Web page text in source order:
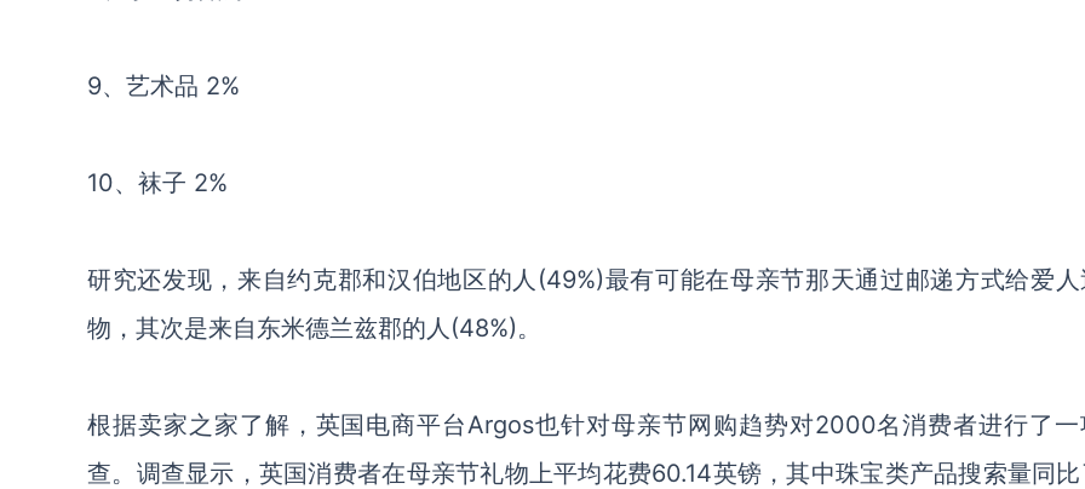
9、艺术品 2%
10、袜子 2%
研究还发现，来自约克郡和汉伯地区的人(49%)最有可能在母亲节那天通过邮递方式给爱
物，其次是来自东米德兰兹郡的人(48%)。
根据卖家之家了解，英国电商平台Argos也针对母亲节网购趋势对2000名消费者进行了一
查。调查显示，英国消费者在母亲节礼物上平均花费60.14英镑，其中珠宝类产品搜索量同